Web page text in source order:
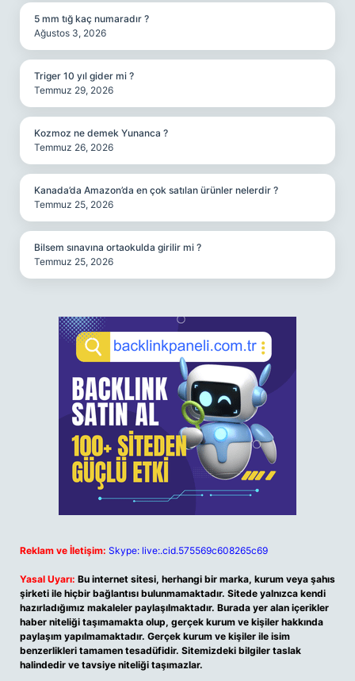
5 mm tığ kaç numaradır ?
Ağustos 3, 2026
Triger 10 yıl gider mi ?
Temmuz 29, 2026
Kozmoz ne demek Yunanca ?
Temmuz 26, 2026
Kanada’da Amazon’da en çok satılan ürünler nelerdir ?
Temmuz 25, 2026
Bilsem sınavına ortaokulda girilir mi ?
Temmuz 25, 2026
Reklam ve İletişim: Skype: live:.cid.575569c608265c69
Yasal Uyarı: Bu internet sitesi, herhangi bir marka, kurum veya şahıs
şirketi ile hiçbir bağlantısı bulunmamaktadır. Sitede yalnızca kendi
hazırladığımız makaleler paylaşılmaktadır. Burada yer alan içerikler
haber niteliği taşımamakta olup, gerçek kurum ve kişiler hakkında
paylaşım yapılmamaktadır. Gerçek kurum ve kişiler ile isim
benzerlikleri tamamen tesadüfidir. Sitemizdeki bilgiler taslak
halindedir ve tavsiye niteliği taşımazlar.